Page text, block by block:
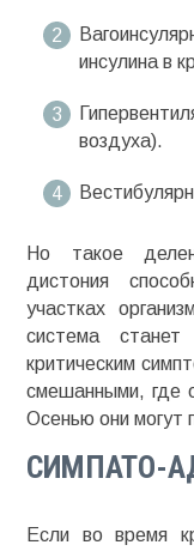
инсулина в
воздуха).
Но такое
дистония
участках
система
критическим
смешанными, где
Осенью они могут
СИМПАТО-
Если во время